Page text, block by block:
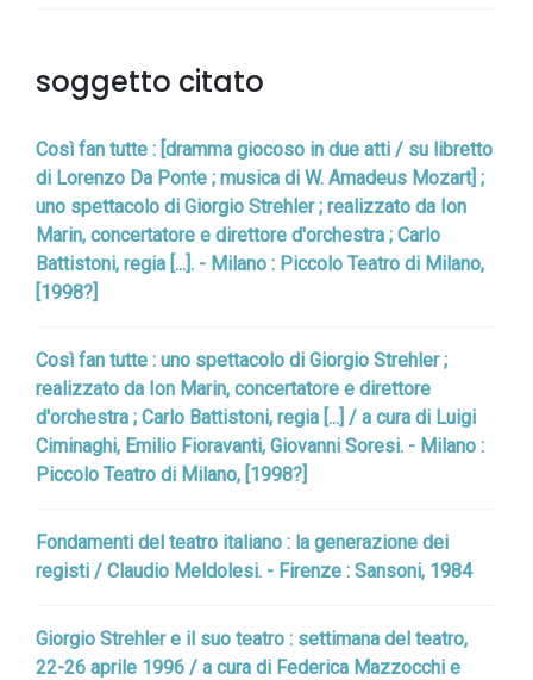
soggetto citato
Così fan tutte : [dramma giocoso in due atti / su libretto
di Lorenzo Da Ponte ; musica di W. Amadeus Mozart] ;
uno spettacolo di Giorgio Strehler ; realizzato da Ion
Marin, concertatore e direttore d'orchestra ; Carlo
Battistoni, regia [...]. - Milano : Piccolo Teatro di Milano,
[1998?]
Così fan tutte : uno spettacolo di Giorgio Strehler ;
realizzato da Ion Marin, concertatore e direttore
d'orchestra ; Carlo Battistoni, regia [...] / a cura di Luigi
Ciminaghi, Emilio Fioravanti, Giovanni Soresi. - Milano :
Piccolo Teatro di Milano, [1998?]
Fondamenti del teatro italiano : la generazione dei
registi / Claudio Meldolesi. - Firenze : Sansoni, 1984
Giorgio Strehler e il suo teatro : settimana del teatro,
22-26 aprile 1996 / a cura di Federica Mazzocchi e